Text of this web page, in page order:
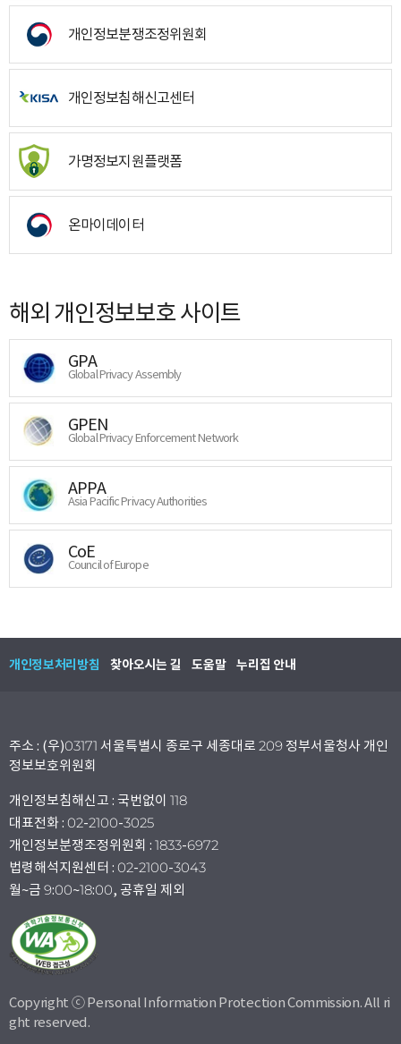
개인정보분쟁조정위원회
개인정보침해신고센터
가명정보지원플랫폼
온마이데이터
해외 개인정보보호 사이트
GPA
Global Privacy Assembly
GPEN
Global Privacy Enforcement Network
APPA
Asia Pacific Privacy Authorities
CoE
Council of Europe
개인정보처리방침 찾아오시는 길 도움말 누리집 안내
주소 : (우)03171 서울특별시 종로구 세종대로 209 정부서울청사 개인
정보보호위원회
개인정보침해신고 : 국번없이 118
대표전화 : 02-2100-3025
개인정보분쟁조정위원회 : 1833-6972
법령해석지원센터 : 02-2100-3043
월~금 9:00~18:00, 공휴일 제외
Copyright ⓒ Personal Information Protection Commission. All ri
ght reserved.